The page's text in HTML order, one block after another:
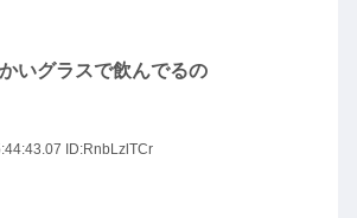
いグラスで飲んでるの
ID:RnbLzlTCr